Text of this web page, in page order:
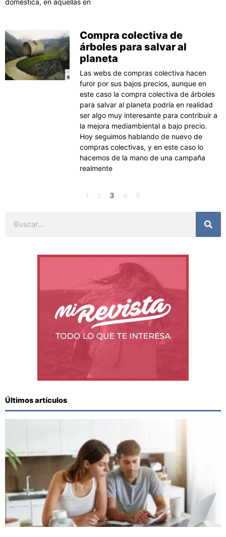
Compra colectiva de
árboles para salvar al
planeta
Las webs de compras colectiva hacen
furor por sus bajos precios, aunque en
este caso la compra colectiva de árboles
para salvar al planeta podría en realidad
ser algo muy interesante para contribuir a
la mejora mediambiental a bajo precio.
Hoy seguimos hablando de nuevo de
compras colectivas, y en este caso lo
hacemos de la mano de una campaña
realmente
3
Últimos artículos